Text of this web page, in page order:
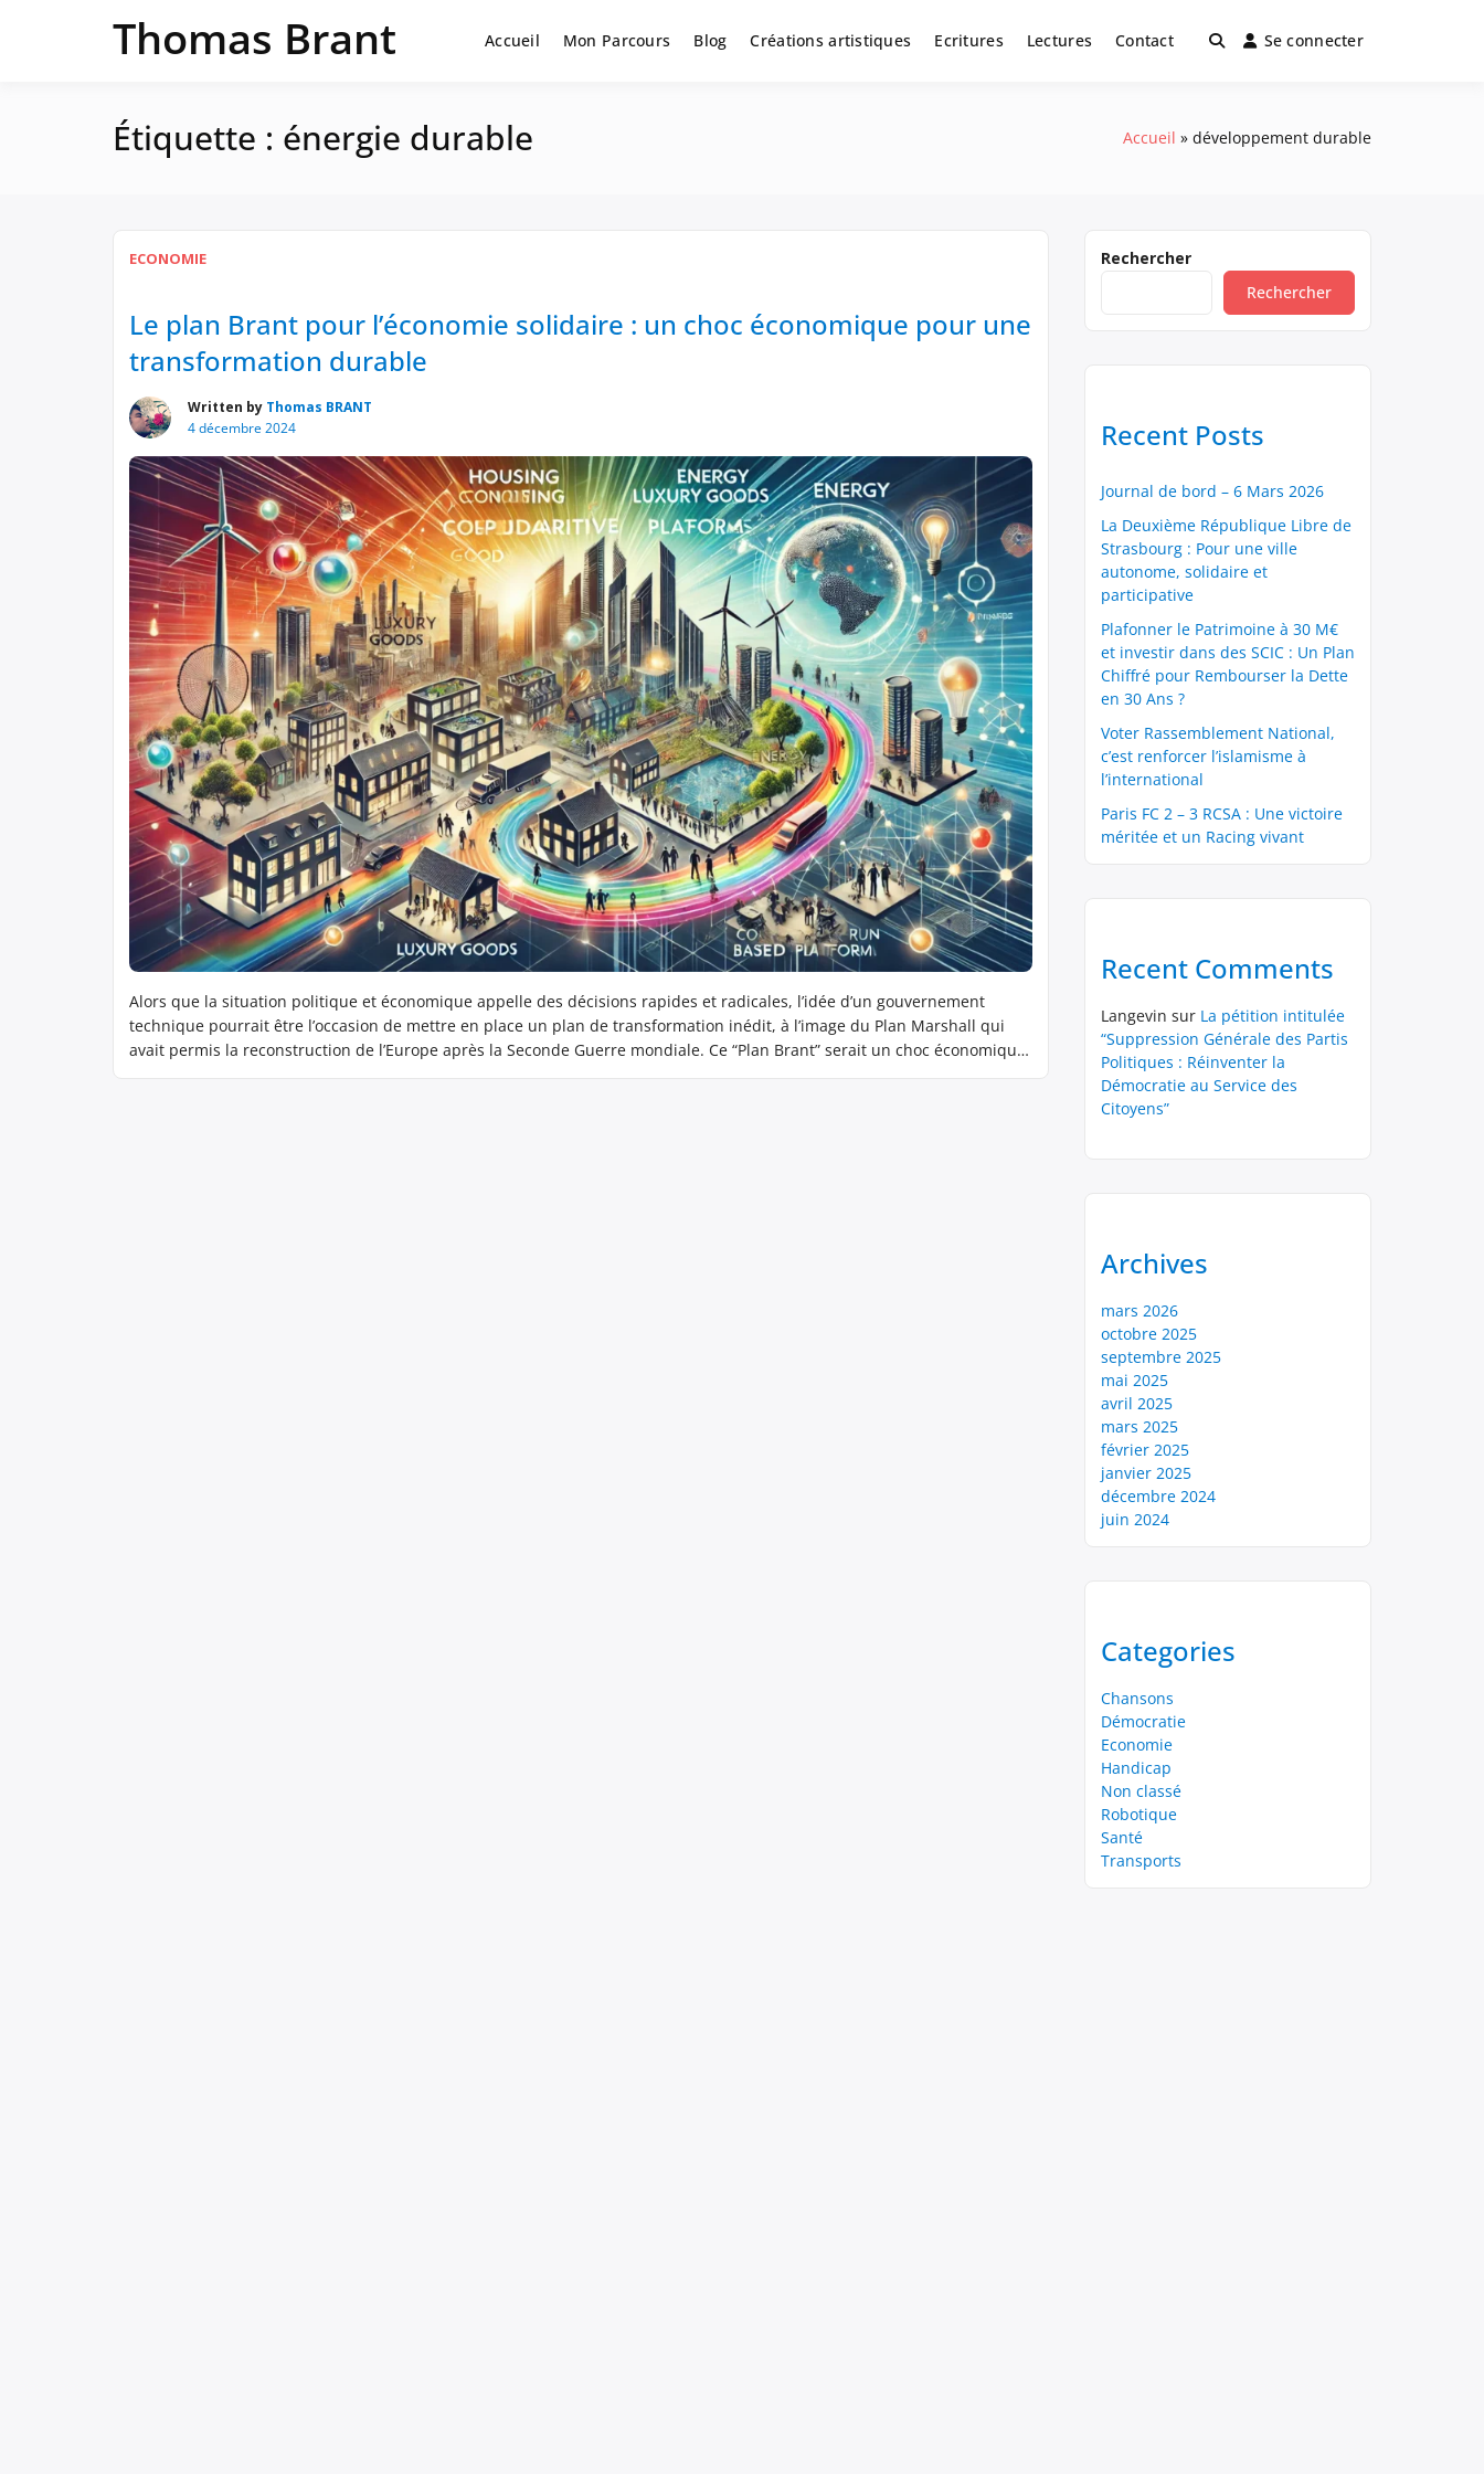
Thomas Brant Accueil Mon Parcours Blog Créations artistiques Ecritures Lectures Contact Se connecter
Étiquette : énergie durable Accueil développement durable
ECONOMIE
Le plan Brant pour l’économie solidaire : un choc économique pour une
transformation durable
Written by Thomas BRANT
4 décembre 2024
Alors que la situation politique et économique appelle des décisions rapides et radicales, l’idée d’un gouvernement
technique pourrait être l’occasion de mettre en place un plan de transformation inédit, à l’image du Plan Marshall qui
avait permis la reconstruction de l’Europe après la Seconde Guerre mondiale. Ce “Plan Brant” serait un choc économique
Rechercher
Rechercher
Recent Posts
Journal de bord – 6 Mars 2026
La Deuxième République Libre de
Strasbourg : Pour une ville
autonome, solidaire et
participative
Plafonner le Patrimoine à 30 M€
et investir dans des SCIC : Un Plan
Chiffré pour Rembourser la Dette
en 30 Ans ?
Voter Rassemblement National,
c’est renforcer l’islamisme à
l’international
Paris FC 2 – 3 RCSA : Une victoire
méritée et un Racing vivant
Recent Comments
Langevin sur La pétition intitulée
“Suppression Générale des Partis
Politiques : Réinventer la
Démocratie au Service des
Citoyens”
Archives
mars 2026
octobre 2025
septembre 2025
mai 2025
avril 2025
mars 2025
février 2025
janvier 2025
décembre 2024
juin 2024
Categories
Chansons
Démocratie
Economie
Handicap
Non classé
Robotique
Santé
Transports